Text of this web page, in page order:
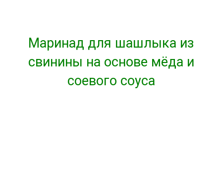
Маринад для шашлыка из
свинины на основе мёда и
соевого соуса